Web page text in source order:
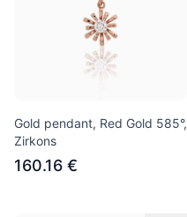
Gold pendant, Red Gold 585°,
Zirkons
160.16 €